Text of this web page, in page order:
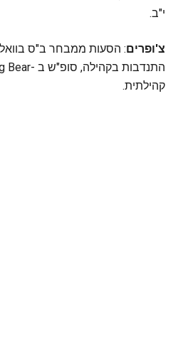
י"ב.
צ'ופרים: הסעות ממבחר ב"ס
קהילתית.